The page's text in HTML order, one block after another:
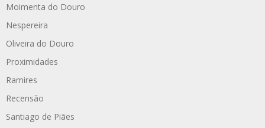
Moimenta do Douro
Nespereira
Oliveira do Douro
Proximidades
Ramires
Recensão
Santiago de Piães